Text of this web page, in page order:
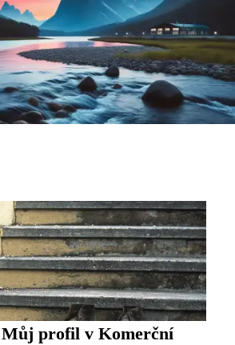
Můj profil v Komerční